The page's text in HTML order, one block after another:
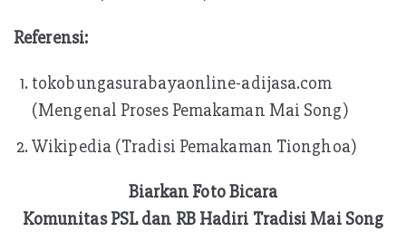
Referensi:
tokobungasurabayaonline-adijasa.com
(Mengenal Proses Pemakaman Mai Song)
Wikipedia (Tradisi Pemakaman Tionghoa)
Biarkan Foto Bicara
Komunitas PSL dan RB Hadiri Tradisi Mai Song